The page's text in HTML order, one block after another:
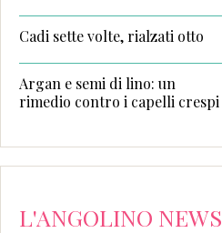
Cadi sette volte, rialzati otto
Argan e semi di lino: un
rimedio contro i capelli crespi
L'ANGOLINO NEWS